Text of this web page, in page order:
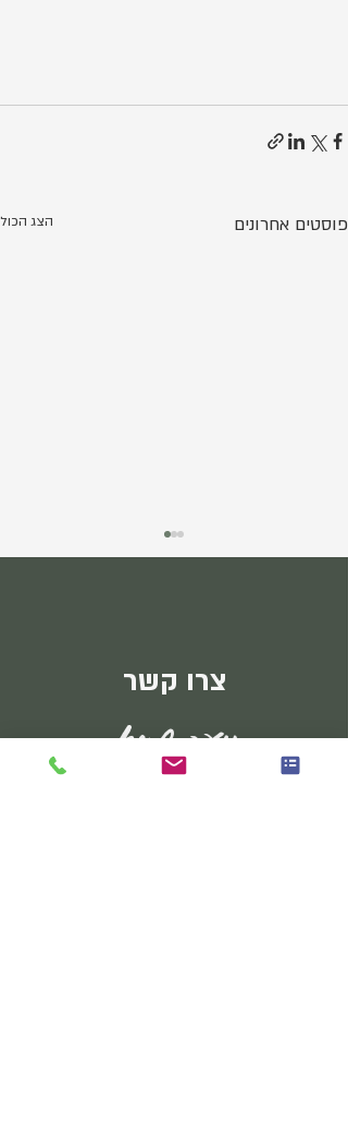
פוסטים אחרונים הצג הכול
צרו קשר
נועה שגיא
הומאופטיה קלאסית | נטורופתיה | מאסטר NLP